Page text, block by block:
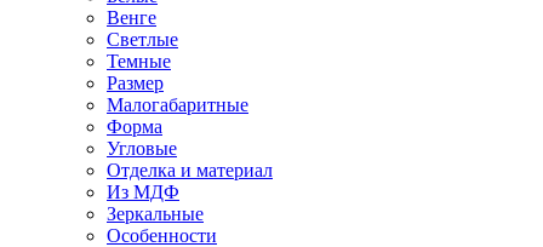
Венге
Светлые
Темные
Размер
Малогабаритные
Форма
Угловые
Отделка и материал
Из МДФ
Зеркальные
Особенности